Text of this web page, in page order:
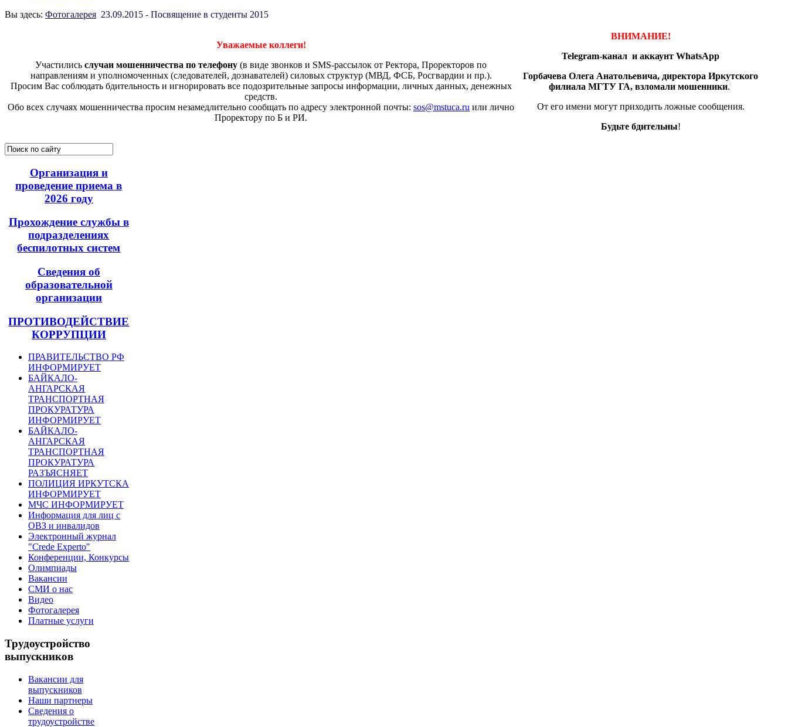
Вы здесь: Фотогалерея 23.09.2015 - Посвящение в студенты 2015
Уважаемые коллеги!
Участились случаи мошенничества по телефону (в виде звонков и SMS-рассылок от Ректора, Проректоров по
направлениям и уполномоченных (следователей, дознавателей) силовых структур (МВД, ФСБ, Росгвардии и пр.).
Просим Вас соблюдать бдительность и игнорировать все подозрительные запросы информации, личных данных, денежных
средств.
Обо всех случаях мошенничества просим незамедлительно сообщать по адресу электронной почты: sos@mstuca.ru или лично
Проректору по Б и РИ.
ВНИМАНИЕ!
Telegram-канал и аккаунт WhatsApp
Горбачева Олега Анатольевича, директора Иркутского
филиала МГТУ ГА, взломали мошенники.
От его имени могут приходить ложные сообщения.
Будьте бдительны!
Организация и
проведение приема в
2026 году
Прохождение службы в
подразделениях
беспилотных систем
Сведения об
образовательной
организации
ПРОТИВОДЕЙСТВИЕ
КОРРУПЦИИ
ПРАВИТЕЛЬСТВО РФ
ИНФОРМИРУЕТ
БАЙКАЛО-
АНГАРСКАЯ
ТРАНСПОРТНАЯ
ПРОКУРАТУРА
ИНФОРМИРУЕТ
БАЙКАЛО-
АНГАРСКАЯ
ТРАНСПОРТНАЯ
ПРОКУРАТУРА
РАЗЪЯСНЯЕТ
ПОЛИЦИЯ ИРКУТСКА
ИНФОРМИРУЕТ
МЧС ИНФОРМИРУЕТ
Информация для лиц с
ОВЗ и инвалидов
Электронный журнал
"Crede Experto"
Конференции, Конкурсы
Олимпиады
Вакансии
СМИ о нас
Видео
Фотогалерея
Платные услуги
Трудоустройство
выпускников
Вакансии для
выпускников
Наши партнеры
Сведения о
трудоустройстве